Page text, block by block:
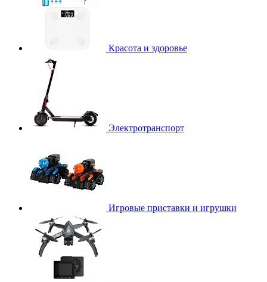
Красота и здоровье
Электротранспорт
Игровые приставки и игрушки